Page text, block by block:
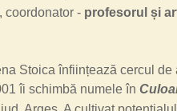
coordonator - profesorul și
Stoica înființează cercul
îi schimbă numele în